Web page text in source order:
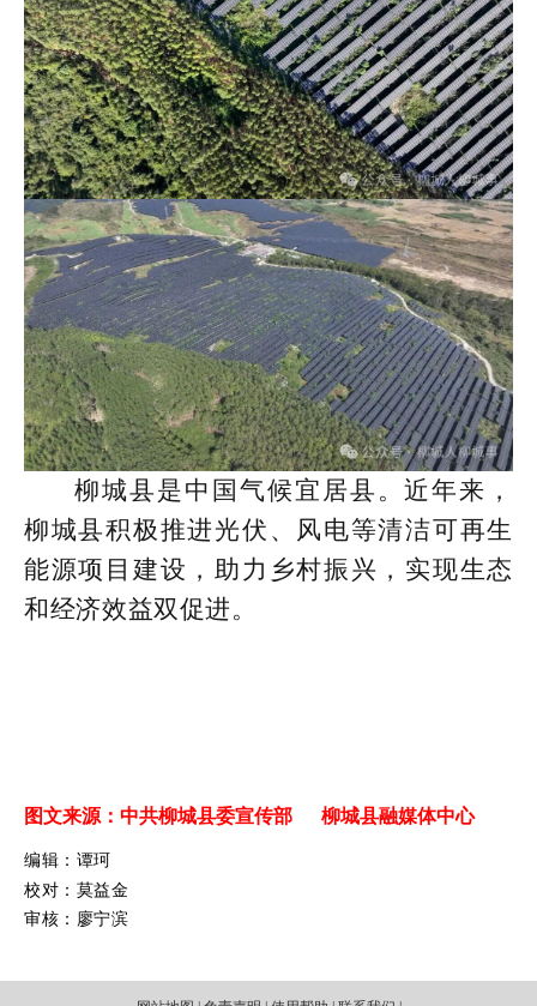
柳城县是中国气候宜居县。近年来，
柳城县积极推进光伏、风电等清洁可再生
能源项目建设，助力乡村振兴，实现生态
和经济效益双促进。
图文来源：中共柳城县委宣传部 柳城县融媒体中心
编辑：谭珂
校对：莫益金
审核：廖宁滨